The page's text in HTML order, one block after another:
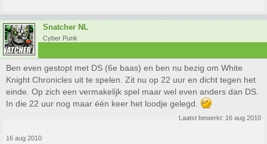
Snatcher NL
Cyber Punk
Ben even gestopt met DS (6e baas) en ben nu bezig om White
Knight Chronicles uit te spelen. Zit nu op 22 uur en dicht tegen het
einde. Op zich een vermakelijk spel maar wel even anders dan DS.
In die 22 uur nog maar één keer het loodje gelegd.
Laatst bewerkt: 16 aug 2010
16 aug 2010